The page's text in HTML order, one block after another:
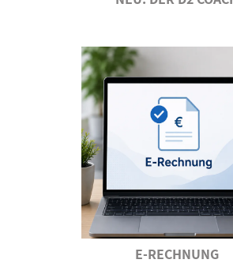
E-RECHNUNG